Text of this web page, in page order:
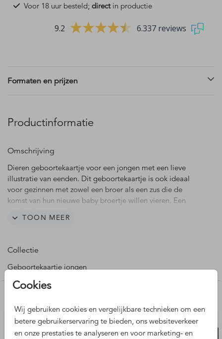
Cookies
Wij gebruiken cookies en vergelijkbare technieken om een
betere gebruikerservaring te bieden, ons websiteverkeer
en onze prestaties te analyseren en voor marketing- en
Voor 18 uur besteld; directin productie
9.2 6.337 reviews
Formaten en prijzen
Productinformatie
Omschrijving
Dieren geboortekaartje voor een jongen met een lieve
illustratie van eenden. Dit geboortekaartje is ook ideaal
voor gezinnen met zowel een broer als een zus die de
komst van hun nieuwe baby broertje willen vieren. Een
leuk! Pas dit geboortekaartje Florian eenvoudig aan in de
TOON MEER
Collectie
Geboortekaartje jongen